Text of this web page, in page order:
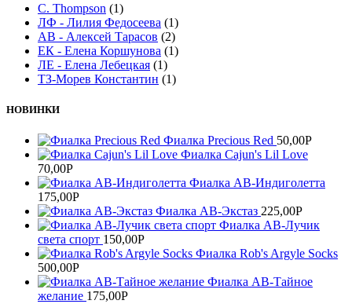
C. Thompson (1)
ЛФ - Лилия Федосеева (1)
АВ - Алексей Тарасов (2)
ЕК - Елена Коршунова (1)
ЛЕ - Елена Лебецкая (1)
ТЗ-Морев Константин (1)
НОВИНКИ
Фиалка Precious Red 50,00Р
Фиалка Cajun's Lil Love
70,00Р
Фиалка АВ-Индиголетта
175,00Р
Фиалка АВ-Экстаз 225,00Р
Фиалка АВ-Лучик
света спорт 150,00Р
Фиалка Rob's Argyle Socks
500,00Р
Фиалка АВ-Тайное
желание 175,00Р